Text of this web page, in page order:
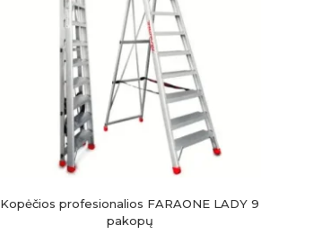
Kopėčios profesionalios FARAONE LADY 9
pakopų